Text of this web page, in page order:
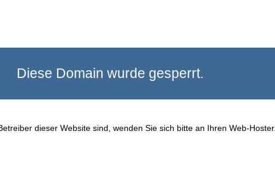
Diese Domain wurde gesperrt.
dieser Website sind, wenden Sie sich bitte an Ihren Web-Hoster.